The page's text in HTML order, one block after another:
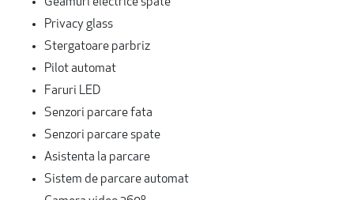
Privacy glass
Stergatoare parbriz
Pilot automat
Faruri LED
Senzori parcare fata
Senzori parcare spate
Asistenta la parcare
Sistem de parcare automat